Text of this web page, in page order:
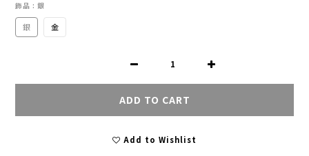
飾品 : 銀
銀 金
ADD TO CART
Add to Wishlist